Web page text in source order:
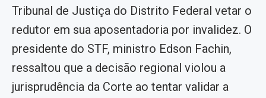
Tribunal de Justiça do Distrito Federal vetar o
redutor em sua aposentadoria por invalidez. O
presidente do STF, ministro Edson Fachin,
ressaltou que a decisão regional violou a
jurisprudência da Corte ao tentar validar a